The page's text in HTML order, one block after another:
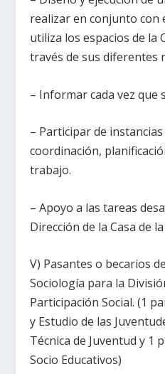
realizar en conjunto con
utiliza los espacios de la
través de sus diferentes
– Informar cada vez que
– Participar de
coordinación,
trabajo.
– Apoyo a las tareas
Dirección de la Casa de
V) Pasantes o becarios
Sociología para la
Participación Social. (1
y Estudio de las
Técnica de Juventud y 1
Socio Educativos)